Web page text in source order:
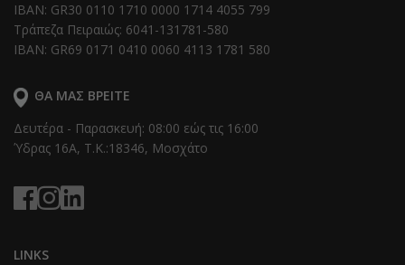
IBAN: GR30 0110 1710 0000 1714 4055 799
Τράπεζα Πειραιώς: 6041-131781-580
IBAN: GR69 0171 0410 0060 4113 1781 580
ΘΑ ΜΑΣ ΒΡΕΊΤΕ
Δευτέρα - Παρασκευή: 08:00 εώς τις 16:00
Ύδρας 16Α, T.K.:18346, Μοσχάτο
LINKS